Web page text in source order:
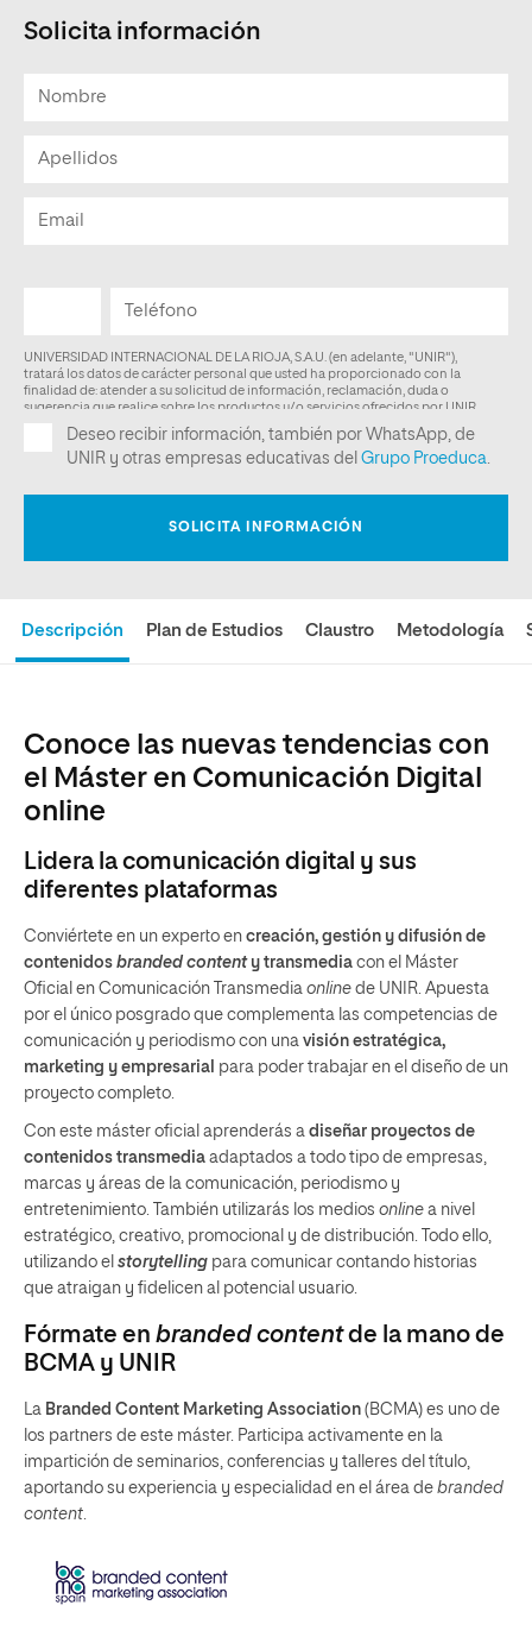
Descripción Plan de Estudios Claustro Metodología
Conoce las nuevas tendencias con
el Máster en Comunicación Digital
online
Lidera la comunicación digital y sus
diferentes plataformas
Conviértete en un experto en creación, gestión y difusión de
contenidos branded contenty transmedia con el Máster
Oficial en Comunicación Transmedia online de UNIR. Apuesta
por el único posgrado que complementa las competencias de
comunicación y periodismo con una visión estratégica,
marketing y empresarial para poder trabajar en el diseño de un
proyecto completo.
Con este máster oficial aprenderás a diseñar proyectos de
contenidos transmedia adaptados a todo tipo de empresas,
marcas y áreas de la comunicación, periodismo y
entretenimiento. También utilizarás los medios online a nivel
estratégico, creativo, promocional y de distribución. Todo ello,
utilizando el storytelling para comunicar contando historias
que atraigan y fidelicen al potencial usuario.
Fórmate en branded contentde la mano de
BCMA y UNIR
La Branded Content Marketing Association (BCMA) es uno de
los partners de este máster. Participa activamente en la
impartición de seminarios, conferencias y talleres del título,
aportando su experiencia y especialidad en el área de branded
content.
Solicita información